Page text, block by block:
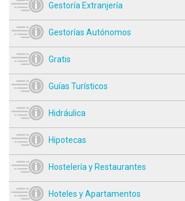
Gestoría Extranjería
Gestorías Autónomos
Gratis
Guías Turísticos
Hidráulica
Hipotecas
Hostelería y Restaurantes
Hoteles y Apartamentos